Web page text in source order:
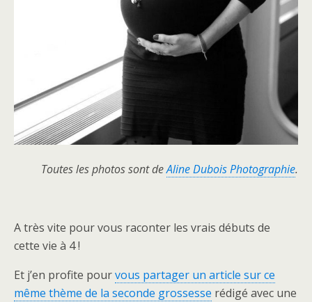
Toutes les photos sont deAline Dubois Photographie.
A très vite pour vous raconter les vrais débuts de
cette vie à 4 !
Et j’en profite pourvous partager un article sur ce
même thème de la seconde grossesse rédigé avec une